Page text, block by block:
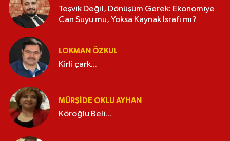
Teşvik Değil, Dönüşüm Gerek: Ekonomiye
Can Suyu mu, Yoksa Kaynak İsrafı mı?
LOKMAN ÖZKUL
Kirli çark...
MÜRŞIDE OKLU AYHAN
Köroğlu Beli...